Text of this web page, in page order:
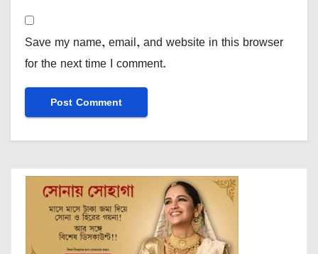
Save my name, email, and website in this browser
for the next time I comment.